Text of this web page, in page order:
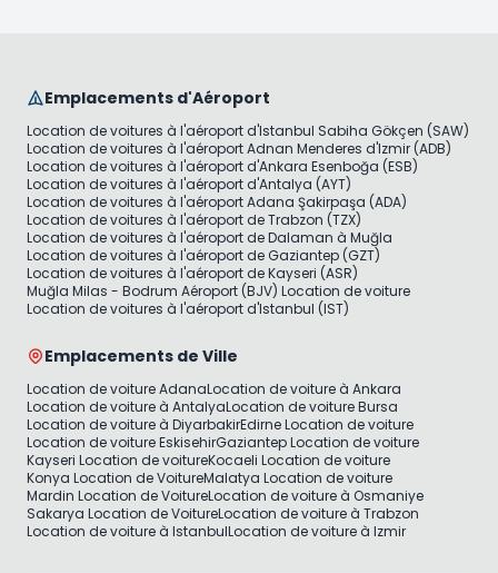
Emplacements d'Aéroport
Location de voitures à l'aéroport d'Istanbul Sabiha Gökçen (SAW)
Location de voitures à l'aéroport Adnan Menderes d'Izmir (ADB)
Location de voitures à l'aéroport d'Ankara Esenboğa (ESB)
Location de voitures à l'aéroport d'Antalya (AYT)
Location de voitures à l'aéroport Adana Şakirpaşa (ADA)
Location de voitures à l'aéroport de Trabzon (TZX)
Location de voitures à l'aéroport de Dalaman à Muğla
Location de voitures à l'aéroport de Gaziantep (GZT)
Location de voitures à l'aéroport de Kayseri (ASR)
Muğla Milas - Bodrum Aéroport (BJV) Location de voiture
Location de voitures à l'aéroport d'Istanbul (IST)
Emplacements de Ville
Location de voiture AdanaLocation de voiture à Ankara
Location de voiture à AntalyaLocation de voiture Bursa
Location de voiture à DiyarbakirEdirne Location de voiture
Location de voiture EskisehirGaziantep Location de voiture
Kayseri Location de voitureKocaeli Location de voiture
Konya Location de VoitureMalatya Location de voiture
Mardin Location de VoitureLocation de voiture à Osmaniye
Sakarya Location de VoitureLocation de voiture à Trabzon
Location de voiture à IstanbulLocation de voiture à Izmir